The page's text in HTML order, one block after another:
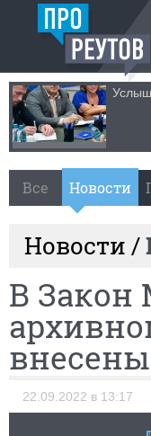
Все Новости
Новости /
В Закон
22.09.2022 в 13:17